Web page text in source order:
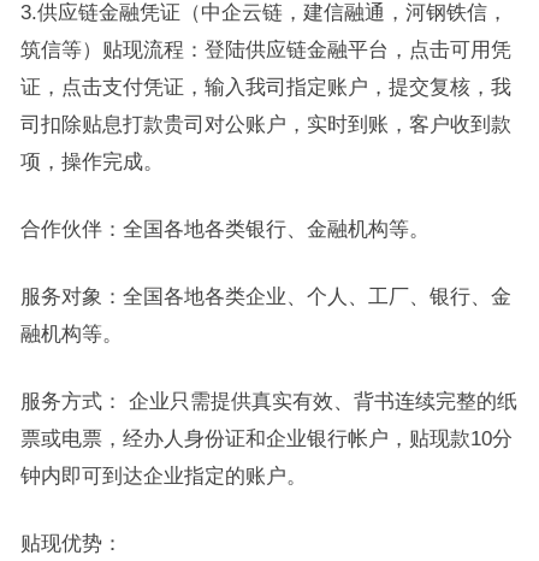
3.供应链金融凭证（中企云链，建信融通，河钢铁信，
筑信等）贴现流程：登陆供应链金融平台，点击可用凭
证，点击支付凭证，输入我司指定账户，提交复核，我
司扣除贴息打款贵司对公账户，实时到账，客户收到款
项，操作完成。
合作伙伴：全国各地各类银行、金融机构等。
服务对象：全国各地各类企业、个人、工厂、银行、金
融机构等。
服务方式： 企业只需提供真实有效、背书连续完整的纸
票或电票，经办人身份证和企业银行帐户，贴现款10分
钟内即可到达企业指定的账户。
贴现优势：